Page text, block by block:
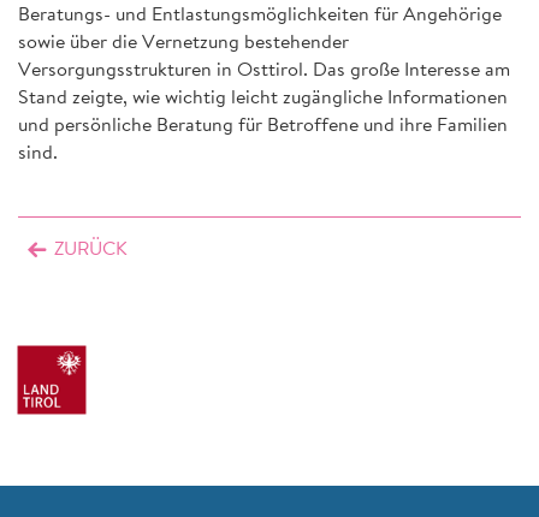
Beratungs- und Entlastungsmöglichkeiten für Angehörige
sowie über die Vernetzung bestehender
Versorgungsstrukturen in Osttirol. Das große Interesse am
Stand zeigte, wie wichtig leicht zugängliche Informationen
und persönliche Beratung für Betroffene und ihre Familien
sind.
ZURÜCK